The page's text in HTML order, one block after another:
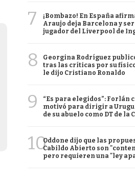
7
¡Bombazo! En España
Araujo deja Barcelona y
jugador del Liverpool de
8
Georgina Rodríguez
tras las críticas por su
le dijo Cristiano Ronaldo
9
“Es para elegidos”: Forlán
motivó para dirigir a
de su abuelo como DT de la
10Oddone dijo que las
Cabildo Abierto son
pero requieren una "ley